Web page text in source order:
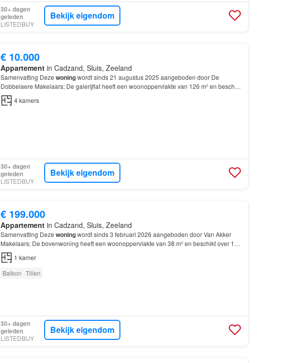
30+ dagen
geleden
LISTEDBUY
Bekijk eigendom
€ 10.000
Appartementin Cadzand, Sluis, Zeeland
Samenvatting Deze woningwordt sinds 21 augustus 2025 aangeboden door De
Dobbelaere Makelaars; De galerijflat heeft een woonoppervlakte van 126 m² en beschikt
over 4 kamers, waarvan 3 slaapkamers; De
4kamers
30+ dagen
geleden
LISTEDBUY
Bekijk eigendom
€ 199.000
Appartementin Cadzand, Sluis, Zeeland
Samenvatting Deze woningwordt sinds 3 februari 2026 aangeboden door Van Akker
Makelaars; De bovenwoning heeft een woonoppervlakte van 38 m² en beschikt over 1
kamer, waarvan 1 slaapkamer; De
1 kamer
Balkon Tillen
30+ dagen
geleden
LISTEDBUY
Bekijk eigendom